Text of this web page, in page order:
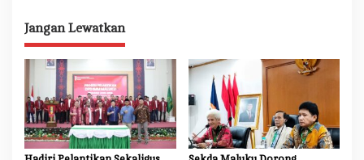
g
a
s
i
p
o
Jangan Lewatkan